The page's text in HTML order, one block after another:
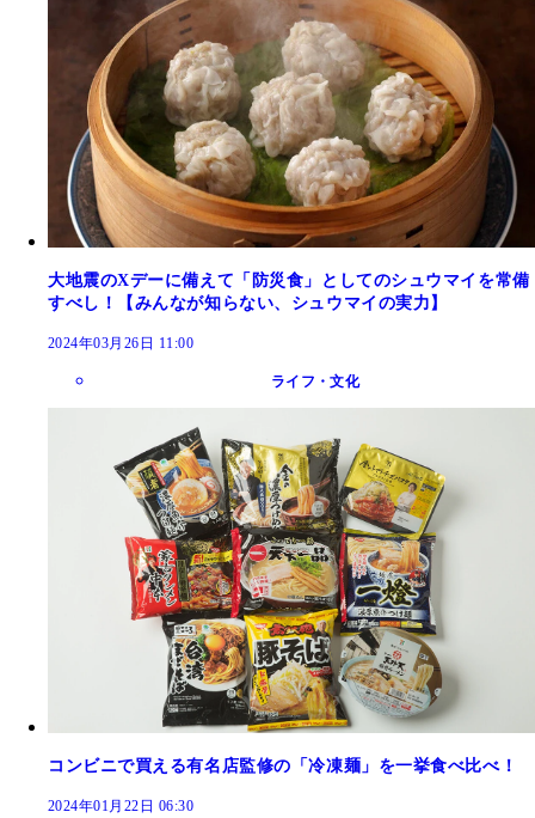
大地震のXデーに備えて「防災食」としてのシュウマイを常備
すべし！【みんなが知らない、シュウマイの実力】
2024年03月26日 11:00
ライフ・文化
コンビニで買える有名店監修の「冷凍麺」を一挙食べ比べ！
2024年01月22日 06:30